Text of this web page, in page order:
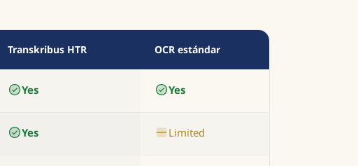
Transkribus HTR OCR estándar
Yes Yes
Yes Limited